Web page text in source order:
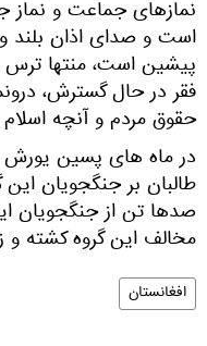
نمازهای جماعت و نماز
است و صدای اذان بلند
پیشین است، منتها
فقر در حال گسترش،
حقوق مردم و آنچه اسلام
در ماه های پسین
طالبان بر جنگجویان این
صدها تن از جنگجویان
مخالف این گروه کشته
افغانستان